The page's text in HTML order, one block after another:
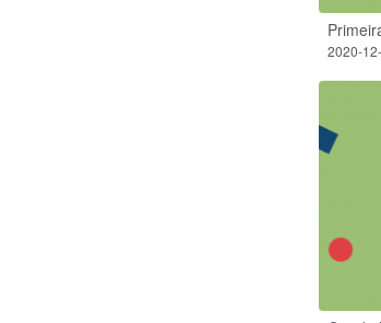
2020-